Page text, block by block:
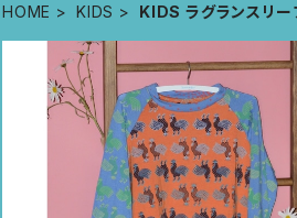
HOME KIDS KIDS ラグランスリー
KIDS ラグランスリーブ長袖トップ